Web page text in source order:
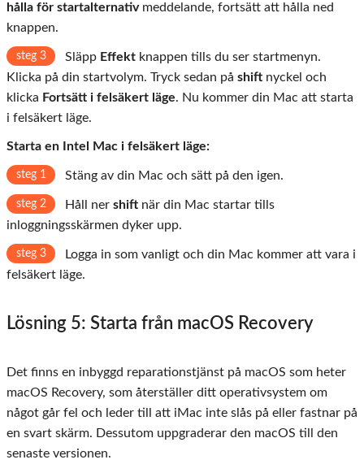
hålla för startalternativ meddelande, fortsätt att hålla ned
knappen.
steg 3 Släpp Effekt knappen tills du ser startmenyn.
Klicka på din startvolym. Tryck sedan på shift nyckel och
klicka Fortsätt i felsäkert läge. Nu kommer din Mac att starta
i felsäkert läge.
Starta en Intel Mac i felsäkert läge:
steg 1 Stäng av din Mac och sätt på den igen.
steg 2 Håll ner shift när din Mac startar tills
inloggningsskärmen dyker upp.
steg 3
Logga in som vanligt och din Mac kommer att vara i
felsäkert läge.
Lösning 5: Starta från macOS Recovery
Det finns en inbyggd reparationstjänst på macOS som heter
macOS Recovery, som återställer ditt operativsystem om
något går fel och leder till att iMac inte slås på eller fastnar på
en svart skärm. Dessutom uppgraderar den macOS till den
senaste versionen.